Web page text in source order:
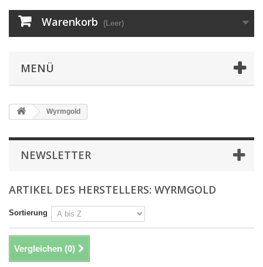
Warenkorb (Leer)
MENÜ
Wyrmgold
NEWSLETTER
ARTIKEL DES HERSTELLERS: WYRMGOLD
Sortierung
Vergleichen (0)